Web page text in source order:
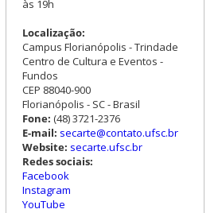
às 19h
Localização:
Campus Florianópolis - Trindade
Centro de Cultura e Eventos -
Fundos
CEP 88040-900
Florianópolis - SC - Brasil
Fone: (48) 3721-2376
E-mail: secarte@contato.ufsc.br
Website: secarte.ufsc.br
Redes sociais:
Facebook
Instagram
YouTube